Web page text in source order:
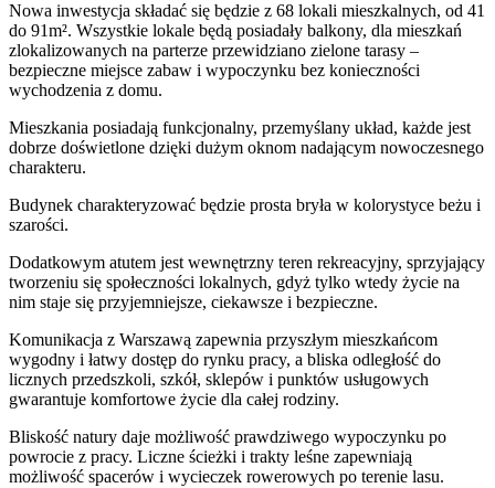
Nowa inwestycja składać się będzie z 68 lokali mieszkalnych, od 41
do 91m². Wszystkie lokale będą posiadały balkony, dla mieszkań
zlokalizowanych na parterze przewidziano zielone tarasy –
bezpieczne miejsce zabaw i wypoczynku bez konieczności
wychodzenia z domu.
Mieszkania posiadają funkcjonalny, przemyślany układ, każde jest
dobrze doświetlone dzięki dużym oknom nadającym nowoczesnego
charakteru.
Budynek charakteryzować będzie prosta bryła w kolorystyce beżu i
szarości.
Dodatkowym atutem jest wewnętrzny teren rekreacyjny, sprzyjający
tworzeniu się społeczności lokalnych, gdyż tylko wtedy życie na
nim staje się przyjemniejsze, ciekawsze i bezpieczne.
Komunikacja z Warszawą zapewnia przyszłym mieszkańcom
wygodny i łatwy dostęp do rynku pracy, a bliska odległość do
licznych przedszkoli, szkół, sklepów i punktów usługowych
gwarantuje komfortowe życie dla całej rodziny.
Bliskość natury daje możliwość prawdziwego wypoczynku po
powrocie z pracy. Liczne ścieżki i trakty leśne zapewniają
możliwość spacerów i wycieczek rowerowych po terenie lasu.